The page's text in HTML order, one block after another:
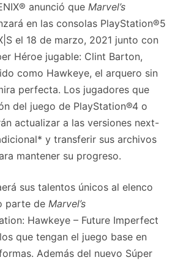
anunció que Marvel’s
en las consolas PlayStation®5
el 18 de marzo, 2021 junto con
Héroe jugable: Clint Barton,
como Hawkeye, el arquero sin
perfecta. Los jugadores que
del juego de PlayStation®4 o
actualizar a las versiones next-
y transferir sus archivos
mantener su progreso.
sus talentos únicos al elenco
parte de Marvel’s
Hawkeye – Future Imperfect
que tengan el juego base en
Además del nuevo Súper